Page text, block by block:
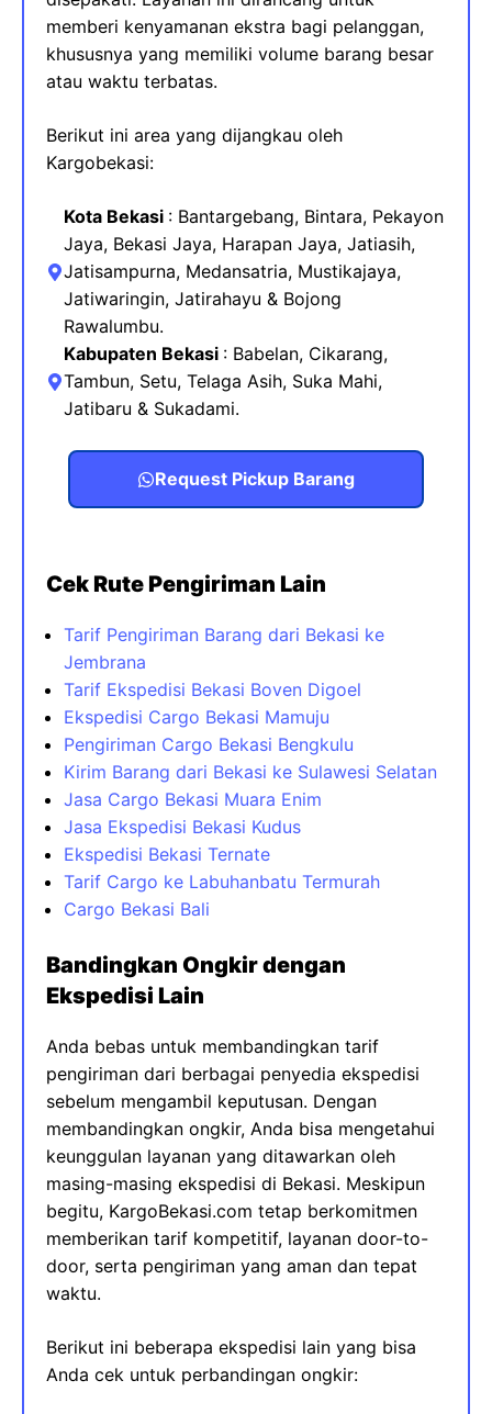
memberi kenyamanan ekstra bagi pelanggan,
khususnya yang memiliki volume barang besar
atau waktu terbatas.
Berikut ini area yang dijangkau oleh
Kargobekasi:
Kota Bekasi : Bantargebang, Bintara, Pekayon
Jaya, Bekasi Jaya, Harapan Jaya, Jatiasih,
Jatisampurna, Medansatria, Mustikajaya,
Jatiwaringin, Jatirahayu & Bojong
Rawalumbu.
Kabupaten Bekasi : Babelan, Cikarang,
Tambun, Setu, Telaga Asih, Suka Mahi,
Jatibaru & Sukadami.
Request Pickup Barang
Cek Rute Pengiriman Lain
Tarif Pengiriman Barang dari Bekasi ke
Jembrana
Tarif Ekspedisi Bekasi Boven Digoel
Ekspedisi Cargo Bekasi Mamuju
Pengiriman Cargo Bekasi Bengkulu
Kirim Barang dari Bekasi ke Sulawesi Selatan
Jasa Cargo Bekasi Muara Enim
Jasa Ekspedisi Bekasi Kudus
Ekspedisi Bekasi Ternate
Tarif Cargo ke Labuhanbatu Termurah
Cargo Bekasi Bali
Bandingkan Ongkir dengan
Ekspedisi Lain
Anda bebas untuk membandingkan tarif
pengiriman dari berbagai penyedia ekspedisi
sebelum mengambil keputusan. Dengan
membandingkan ongkir, Anda bisa mengetahui
keunggulan layanan yang ditawarkan oleh
masing-masing ekspedisi di Bekasi. Meskipun
begitu, KargoBekasi.com tetap berkomitmen
memberikan tarif kompetitif, layanan door-to-
door, serta pengiriman yang aman dan tepat
waktu.
Berikut ini beberapa ekspedisi lain yang bisa
Anda cek untuk perbandingan ongkir: